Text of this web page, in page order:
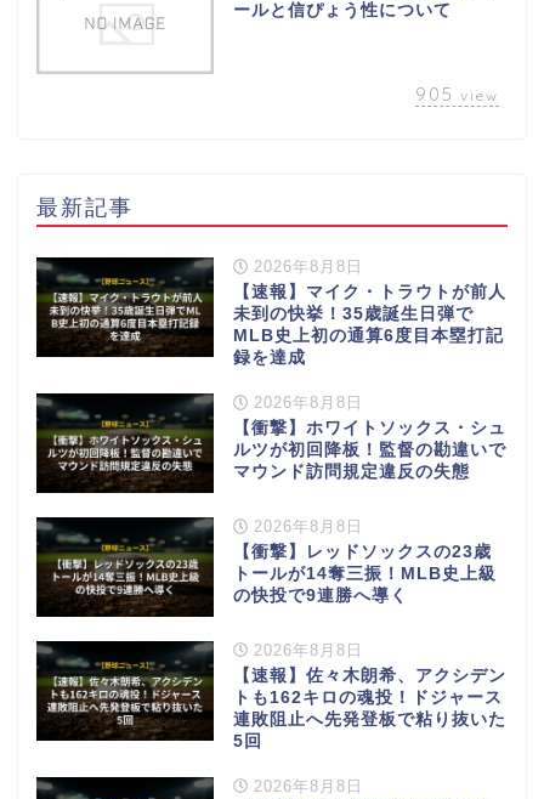
ールと信ぴょう性について
905 view
最新記事
2026年8月8日
【速報】マイク・トラウトが前人
未到の快挙！35歳誕生日弾で
MLB史上初の通算6度目本塁打記
録を達成
2026年8月8日
【衝撃】ホワイトソックス・シュ
ルツが初回降板！監督の勘違いで
マウンド訪問規定違反の失態
2026年8月8日
【衝撃】レッドソックスの23歳
トールが14奪三振！MLB史上級
の快投で9連勝へ導く
2026年8月8日
【速報】佐々木朗希、アクシデン
トも162キロの魂投！ドジャース
連敗阻止へ先発登板で粘り抜いた
5回
2026年8月8日